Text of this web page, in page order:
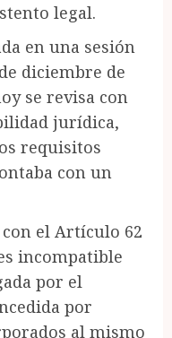
legal.
en una sesión
diciembre de
se revisa con
jurídica,
requisitos
con un
con el Artículo 62
incompatible
por el
por
al mismo